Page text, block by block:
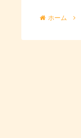
ホーム